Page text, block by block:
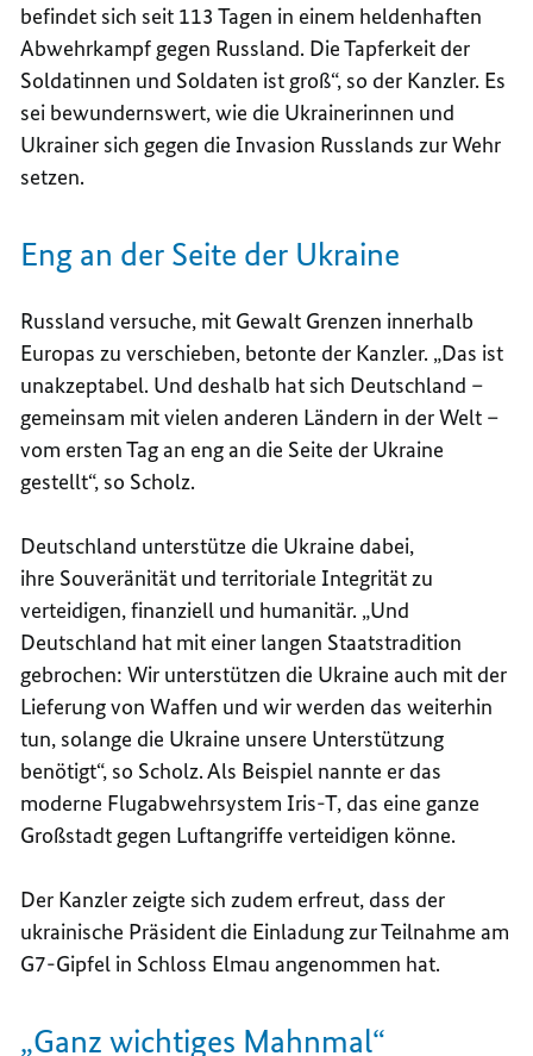
befindet sich seit 113 Tagen in einem heldenhaften
Abwehrkampf gegen Russland. Die Tapferkeit der
Soldatinnen und Soldaten ist groß“, so der Kanzler. Es
sei bewundernswert, wie die Ukrainerinnen und
Ukrainer sich gegen die Invasion Russlands zur Wehr
setzen.
Eng an der Seite der Ukraine
Russland versuche, mit Gewalt Grenzen innerhalb
Europas zu verschieben, betonte der Kanzler. „Das ist
unakzeptabel. Und deshalb hat sich Deutschland –
gemeinsam mit vielen anderen Ländern in der Welt –
vom ersten Tag an eng an die Seite der Ukraine
gestellt“, so Scholz.
Deutschland unterstütze die Ukraine dabei,
ihre Souveränität und territoriale Integrität zu
verteidigen, finanziell und humanitär. „Und
Deutschland hat mit einer langen Staatstradition
gebrochen: Wir unterstützen die Ukraine auch mit der
Lieferung von Waffen und wir werden das weiterhin
tun, solange die Ukraine unsere Unterstützung
benötigt“, so Scholz. Als Beispiel nannte er das
moderne Flugabwehrsystem Iris-T, das eine ganze
Großstadt gegen Luftangriffe verteidigen könne.
Der Kanzler zeigte sich zudem erfreut, dass der
ukrainische Präsident die Einladung zur Teilnahme am
G7-Gipfel in Schloss Elmau angenommen hat.
„Ganz wichtiges Mahnmal“